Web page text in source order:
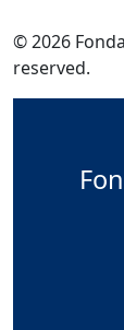
© 2026
reserved.